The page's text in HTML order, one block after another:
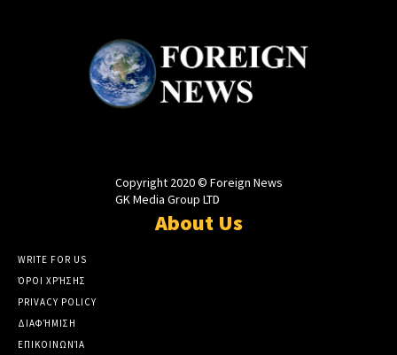
Copyright 2020 © Foreign News
GK Media Group LTD
About Us
WRITE FOR US
ΌΡΟΙ ΧΡΉΣΗΣ
PRIVACY POLICY
ΔΙΑΦΉΜΙΣΗ
ΕΠΙΚΟΙΝΩΝΊΑ